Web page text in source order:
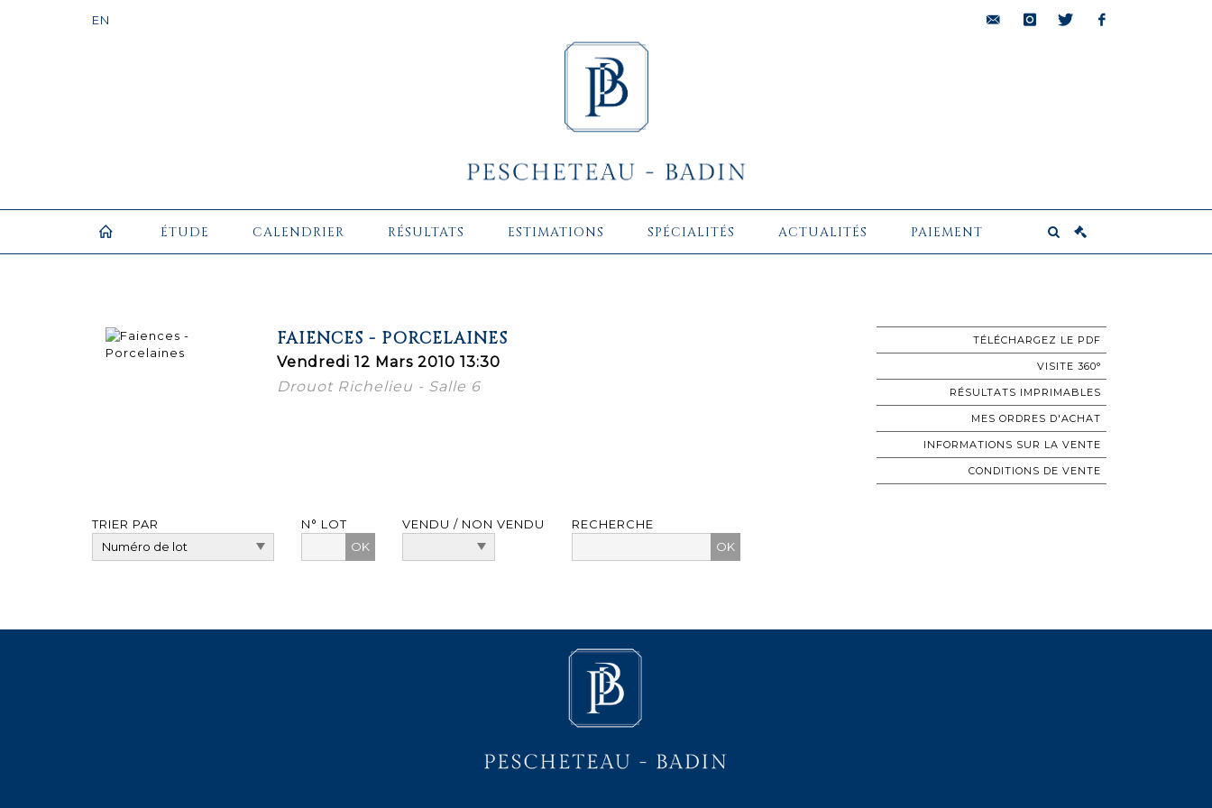
ÉTUDE CALENDRIER RÉSULTATS ESTIMATIONS SPÉCIALITÉS ACTUALITÉS PAIEMENT
FAIENCES - PORCELAINES
Vendredi 12 Mars 2010 13:30
Drouot Richelieu - Salle 6
TÉLÉCHARGEZ LE PDF
VISITE 360°
RÉSULTATS IMPRIMABLES
MES ORDRES D'ACHAT
INFORMATIONS SUR LA VENTE
CONDITIONS DE VENTE
TRIER PAR
N° LOT
OK
VENDU / NON VENDU RECHERCHE